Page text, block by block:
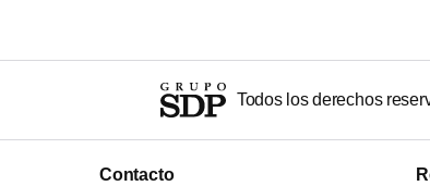
Todos los derechos
Contacto